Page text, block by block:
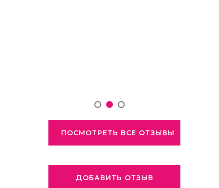
ПОСМОТРЕТЬ ВСЕ ОТЗЫВЫ
ДОБАВИТЬ ОТЗЫВ